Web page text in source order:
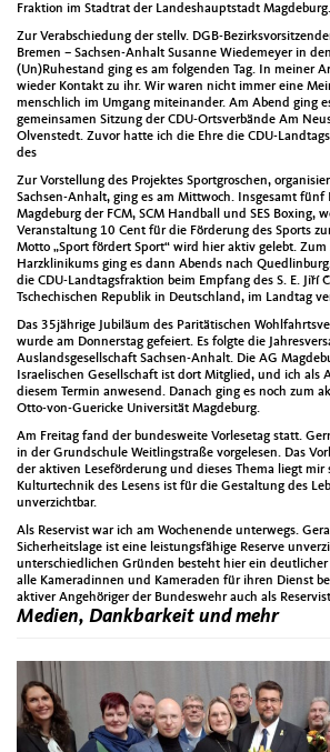
Fraktion im Stadtrat der Landeshauptstadt Magdeburg.
Zur Verabschiedung der stellv. DGB-
Bremen – Sachsen-Anhalt Susanne Wiedemeyer in
(Un)Ruhestand ging es am folgenden Tag. In meiner
wieder Kontakt zu ihr. Wir waren nicht immer eine
menschlich im Umgang miteinander. Am Abend ging
gemeinsamen Sitzung der CDU-Ortsverbände Am
Olvenstedt. Zuvor hatte ich die Ehre die CDU-
des
Zur Vorstellung des Projektes Sportgroschen,
Sachsen-Anhalt, ging es am Mittwoch. Insgesamt
Magdeburg der FCM, SCM Handball und SES Boxing,
Veranstaltung 10 Cent für die Förderung des Sports
Motto „Sport fördert Sport“ wird hier aktiv gelebt.
Harzklinikums ging es dann Abends nach
die CDU-Landtagsfraktion beim Empfang des S. E. Jiří
Tschechischen Republik in Deutschland, im Landtag
Das 35jährige Jubiläum des Paritätischen
wurde am Donnerstag gefeiert. Es folgte die
Auslandsgesellschaft Sachsen-Anhalt. Die AG
Israelischen Gesellschaft ist dort Mitglied, und ich als
diesem Termin anwesend. Danach ging es noch zum
Otto-von-Guericke Universität Magdeburg.
Am Freitag fand der bundesweite Vorlesetag statt.
in der Grundschule Weitlingstraße vorgelesen. Das
der aktiven Leseförderung und dieses Thema liegt mir
Kulturtechnik des Lesens ist für die Gestaltung des
unverzichtbar.
Als Reservist war ich am Wochenende unterwegs.
Sicherheitslage ist eine leistungsfähige Reserve
unterschiedlichen Gründen besteht hier ein deutlicher
alle Kameradinnen und Kameraden für ihren Dienst
aktiver Angehöriger der Bundeswehr auch als
Medien, Dankbarkeit und mehr